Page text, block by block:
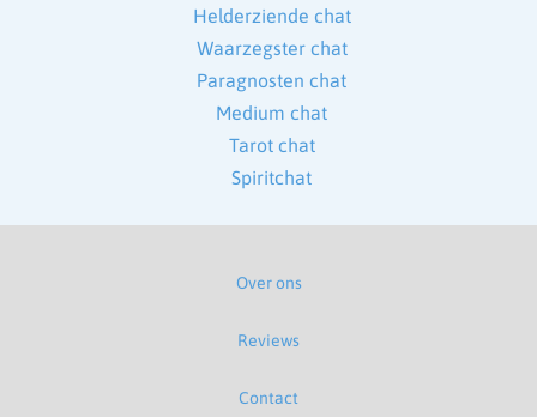
Helderziende chat
Waarzegster chat
Paragnosten chat
Medium chat
Tarot chat
Spiritchat
Over ons
Reviews
Contact